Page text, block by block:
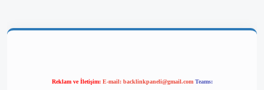
Reklam ve İletişim: E-mail: backlinkpaneli@gmail.com Teams: